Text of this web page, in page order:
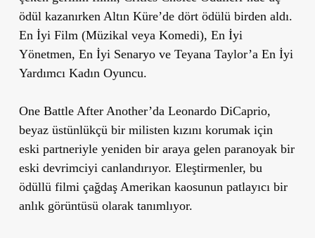
ödül kazanırken Altın Küre’de dört ödülü birden aldı.
En İyi Film (Müzikal veya Komedi), En İyi
Yönetmen, En İyi Senaryo ve Teyana Taylor’a En İyi
Yardımcı Kadın Oyuncu.
One Battle After Another’da Leonardo DiCaprio,
beyaz üstünlükçü bir milisten kızını korumak için
eski partneriyle yeniden bir araya gelen paranoyak bir
eski devrimciyi canlandırıyor. Eleştirmenler, bu
ödüllü filmi çağdaş Amerikan kaosunun patlayıcı bir
anlık görüntüsü olarak tanımlıyor.